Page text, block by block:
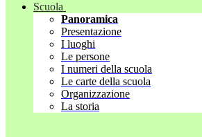
Scuola
Panoramica
Presentazione
I luoghi
Le persone
I numeri della scuola
Le carte della scuola
Organizzazione
La storia